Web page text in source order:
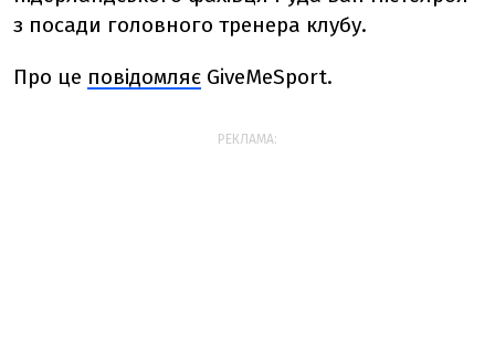
з посади головного тренера клубу.
Про це повідомляє GiveMeSport.
РЕКЛАМА: